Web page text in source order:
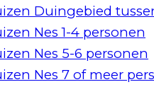
Duingebied
Nes 1-4 personen
Nes 5-6 personen
Nes 7 of meer